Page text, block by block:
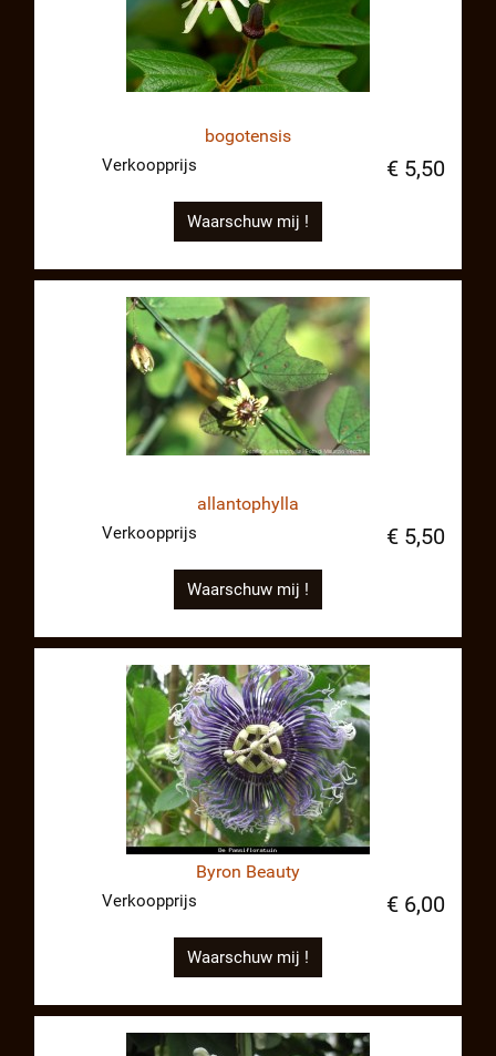
bogotensis
Verkoopprijs € 5,50
Waarschuw mij !
allantophylla
Verkoopprijs € 5,50
Waarschuw mij !
Byron Beauty
Verkoopprijs € 6,00
Waarschuw mij !